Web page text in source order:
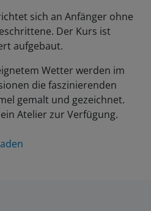
sich an Anfänger ohne
Der Kurs ist
aufgebaut.
Wetter werden im
die faszinierenden
gemalt und gezeichnet.
Atelier zur Verfügung.